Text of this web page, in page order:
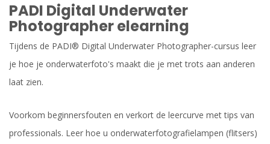
PADI Digital Underwater
Photographer elearning
Tijdens de PADI® Digital Underwater Photographer-cursus leer
je hoe je onderwaterfoto's maakt die je met trots aan anderen
laat zien.
Voorkom beginnersfouten en verkort de leercurve met tips van
professionals. Leer hoe u onderwaterfotografielampen (flitsers)